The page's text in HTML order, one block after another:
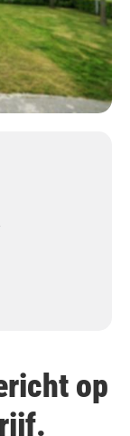
op